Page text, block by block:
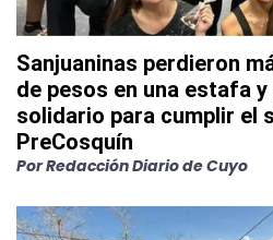
Sanjuaninas perdieron
de pesos en una estafa
solidario para cumplir el
PreCosquín
PorRedacción Diario de Cuyo